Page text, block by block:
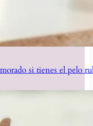
si tienes el pelo